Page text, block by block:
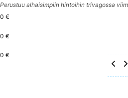
Perustuu alhaisimpiin hintoihin trivagossa
0 €
0 €
0 €